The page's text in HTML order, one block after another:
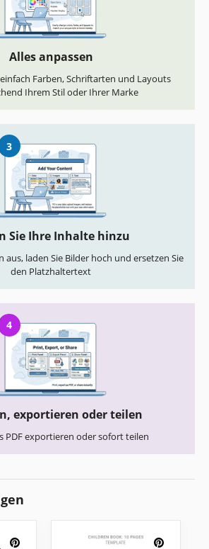
Alles anpassen
Farben, Schriftarten und Layouts
Ihrem Stil oder Ihrer Marke
3
Sie Ihre Inhalte hinzu
aus, laden Sie Bilder hoch und ersetzen Sie
den Platzhaltertext
4
exportieren oder teilen
PDF exportieren oder sofort teilen